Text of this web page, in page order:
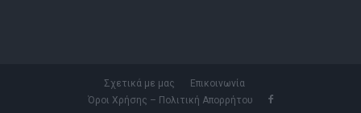
Σχετικά με μας
Επικοινωνία
Όροι Χρήσης – Πολιτική Απορρήτου